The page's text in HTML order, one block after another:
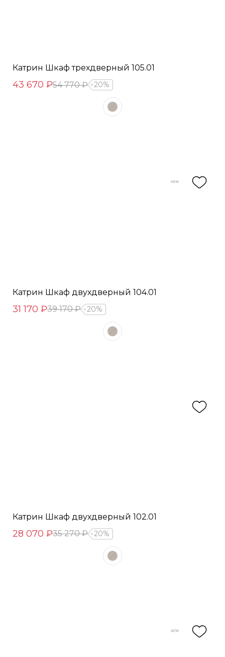
Катрин Шкаф трехдверный 105.01
43 670 ₽54 770 ₽ 20%
Катрин Шкаф двухдверный 104.01
31 170 ₽39 170 ₽ 20%
Катрин Шкаф двухдверный 102.01
28 070 ₽35 270 ₽ 20%